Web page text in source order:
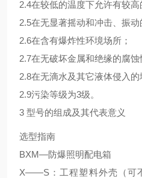
2.4在较低的温度下允许有较高
2.5在无显著摇动和冲击、振动
2.6在含有爆炸性环境场所；
2.7在无破坏金属和绝缘的腐蚀
2.8在无滴水及其它液体侵入的
2.9污染等级为3级。
3 型号的组成及其代表意义
选型指南
BXM—防爆照明配电箱
X——S：工程塑料外壳（可